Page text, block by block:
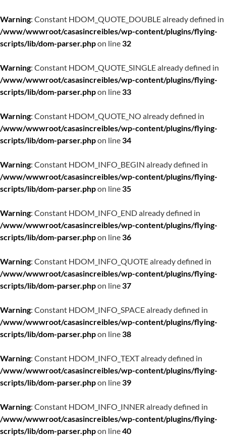
Warning: Constant HDOM_QUOTE_DOUBLE already defined in
/www/wwwroot/casasincreibles/wp-content/plugins/flying-
scripts/lib/dom-parser.phpon line32
Warning: Constant HDOM_QUOTE_SINGLE already defined in
/www/wwwroot/casasincreibles/wp-content/plugins/flying-
scripts/lib/dom-parser.phpon line33
Warning: Constant HDOM_QUOTE_NO already defined in
/www/wwwroot/casasincreibles/wp-content/plugins/flying-
scripts/lib/dom-parser.phpon line34
Warning: Constant HDOM_INFO_BEGIN already defined in
/www/wwwroot/casasincreibles/wp-content/plugins/flying-
scripts/lib/dom-parser.phpon line35
Warning: Constant HDOM_INFO_END already defined in
/www/wwwroot/casasincreibles/wp-content/plugins/flying-
scripts/lib/dom-parser.phpon line36
Warning: Constant HDOM_INFO_QUOTE already defined in
/www/wwwroot/casasincreibles/wp-content/plugins/flying-
scripts/lib/dom-parser.phpon line37
Warning: Constant HDOM_INFO_SPACE already defined in
/www/wwwroot/casasincreibles/wp-content/plugins/flying-
scripts/lib/dom-parser.phpon line38
Warning: Constant HDOM_INFO_TEXT already defined in
/www/wwwroot/casasincreibles/wp-content/plugins/flying-
scripts/lib/dom-parser.phpon line39
Warning: Constant HDOM_INFO_INNER already defined in
/www/wwwroot/casasincreibles/wp-content/plugins/flying-
scripts/lib/dom-parser.phpon line40